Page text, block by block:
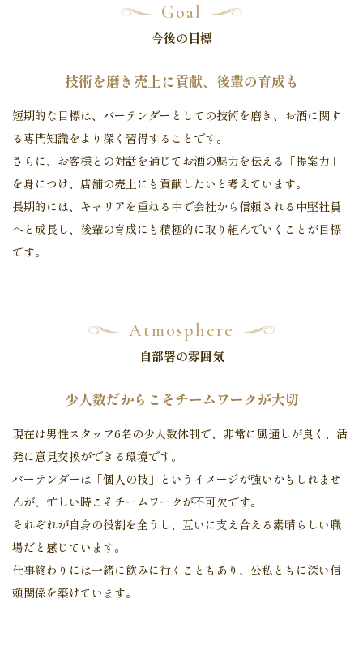
Goal
今後の目標
技術を磨き売上に貢献、後輩の育成も
短期的な目標は、バーテンダーとしての技術を磨き、お酒に関す
る専門知識をより深く習得することです。
さらに、お客様との対話を通じてお酒の魅力を伝える「提案力」
を身につけ、店舗の売上にも貢献したいと考えています。
長期的には、キャリアを重ねる中で会社から信頼される中堅社員
へと成長し、 後輩の育成にも積極的に取り組んでいくことが目標
です。
Atmosphere
自部署の雰囲気
少人数だからこそチームワークが大切
現在は男性スタッフ6名の少人数体制で、非常に風通しが良く、活
発に意見交換ができる環境です。
バーテンダーは「個人の技」というイメージが強いかもしれませ
んが、忙しい時こそチームワークが不可欠です。
それぞれが自身の役割を全うし、互いに支え合える素晴らしい職
場だと感じています。
仕事終わりには一緒に飲みに行くこともあり、公私ともに深い信
頼関係を築けています。